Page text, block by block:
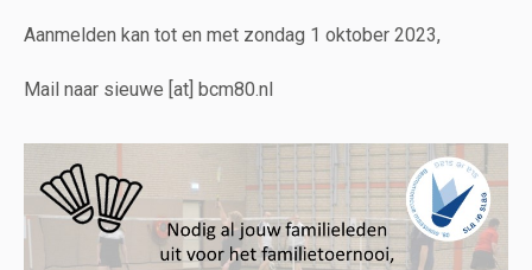
Aanmelden kan tot en met zondag 1 oktober 2023,
Mail naar sieuwe [at] bcm80.nl